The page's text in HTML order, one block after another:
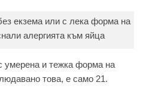
екзема или с лека форма на
алергията към яйца
умерена и тежка форма на
това, е само 21.